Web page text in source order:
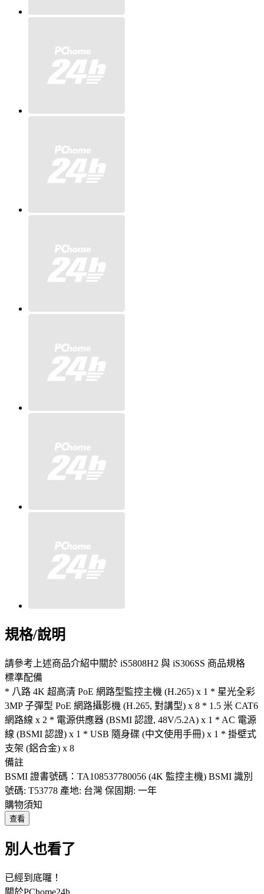
規格/說明
請參考上述商品介紹中關於 iS5808H2 與 iS306SS 商品規格
標準配備
* 八路 4K 超高清 PoE 網路型監控主機 (H.265) x 1 * 星光全彩
3MP 子彈型 PoE 網路攝影機 (H.265, 對講型) x 8 * 1.5 米 CAT6
網路線 x 2 * 電源供應器 (BSMI 認證, 48V/5.2A) x 1 * AC 電源
線 (BSMI 認證) x 1 * USB 隨身碟 (中文使用手冊) x 1 * 掛壁式
支架 (鋁合金) x 8
備註
BSMI 證書號碼：TA108537780056 (4K 監控主機) BSMI 識別
號碼: T53778 產地: 台灣 保固期: 一年
購物須知
查看
別人也看了
已經到底囉！
關於PChome24h